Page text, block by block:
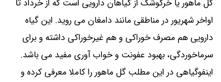
گل ماهور یا خرگوشک از گیاهان دارویی است که از خرداد تا
اواخر شهریور در مناطقی مانند دامغان می روید. این گیاه
دارویی هم مصرف خوراکی و هم غیرخوراکی داشته و برای
سرماخوردگی، بهبود عفونت و خواب آوری مفید می باشد.
اینفوگیاهی در این مطلب گل ماهور را کاملا معرفی کرده و